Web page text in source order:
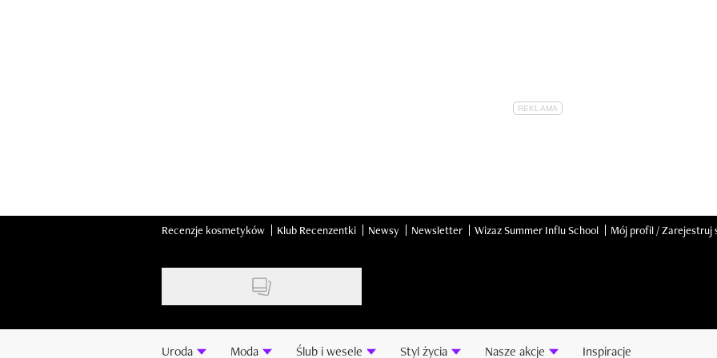
Recenzje kosmetyków Klub Recenzentki Newsy Newsletter Wizaz Summer Influ School Mój profil / Zarejestruj
Uroda Moda Ślub i wesele Styl życia Nasze akcje Inspiracje